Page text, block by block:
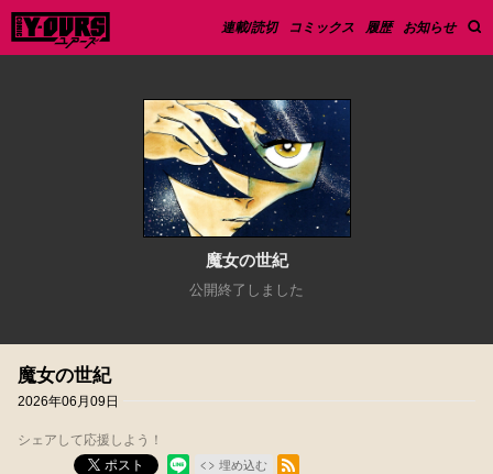
連載/読切 コミックス 履歴 お知らせ
魔女の世紀
公開終了しました
魔女の世紀
2026年06月09日
シェアして応援しよう！
ポスト
埋め込む
RSSフィード